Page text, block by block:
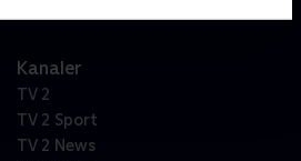
Kanaler
TV 2
TV 2 Sport
TV 2 News